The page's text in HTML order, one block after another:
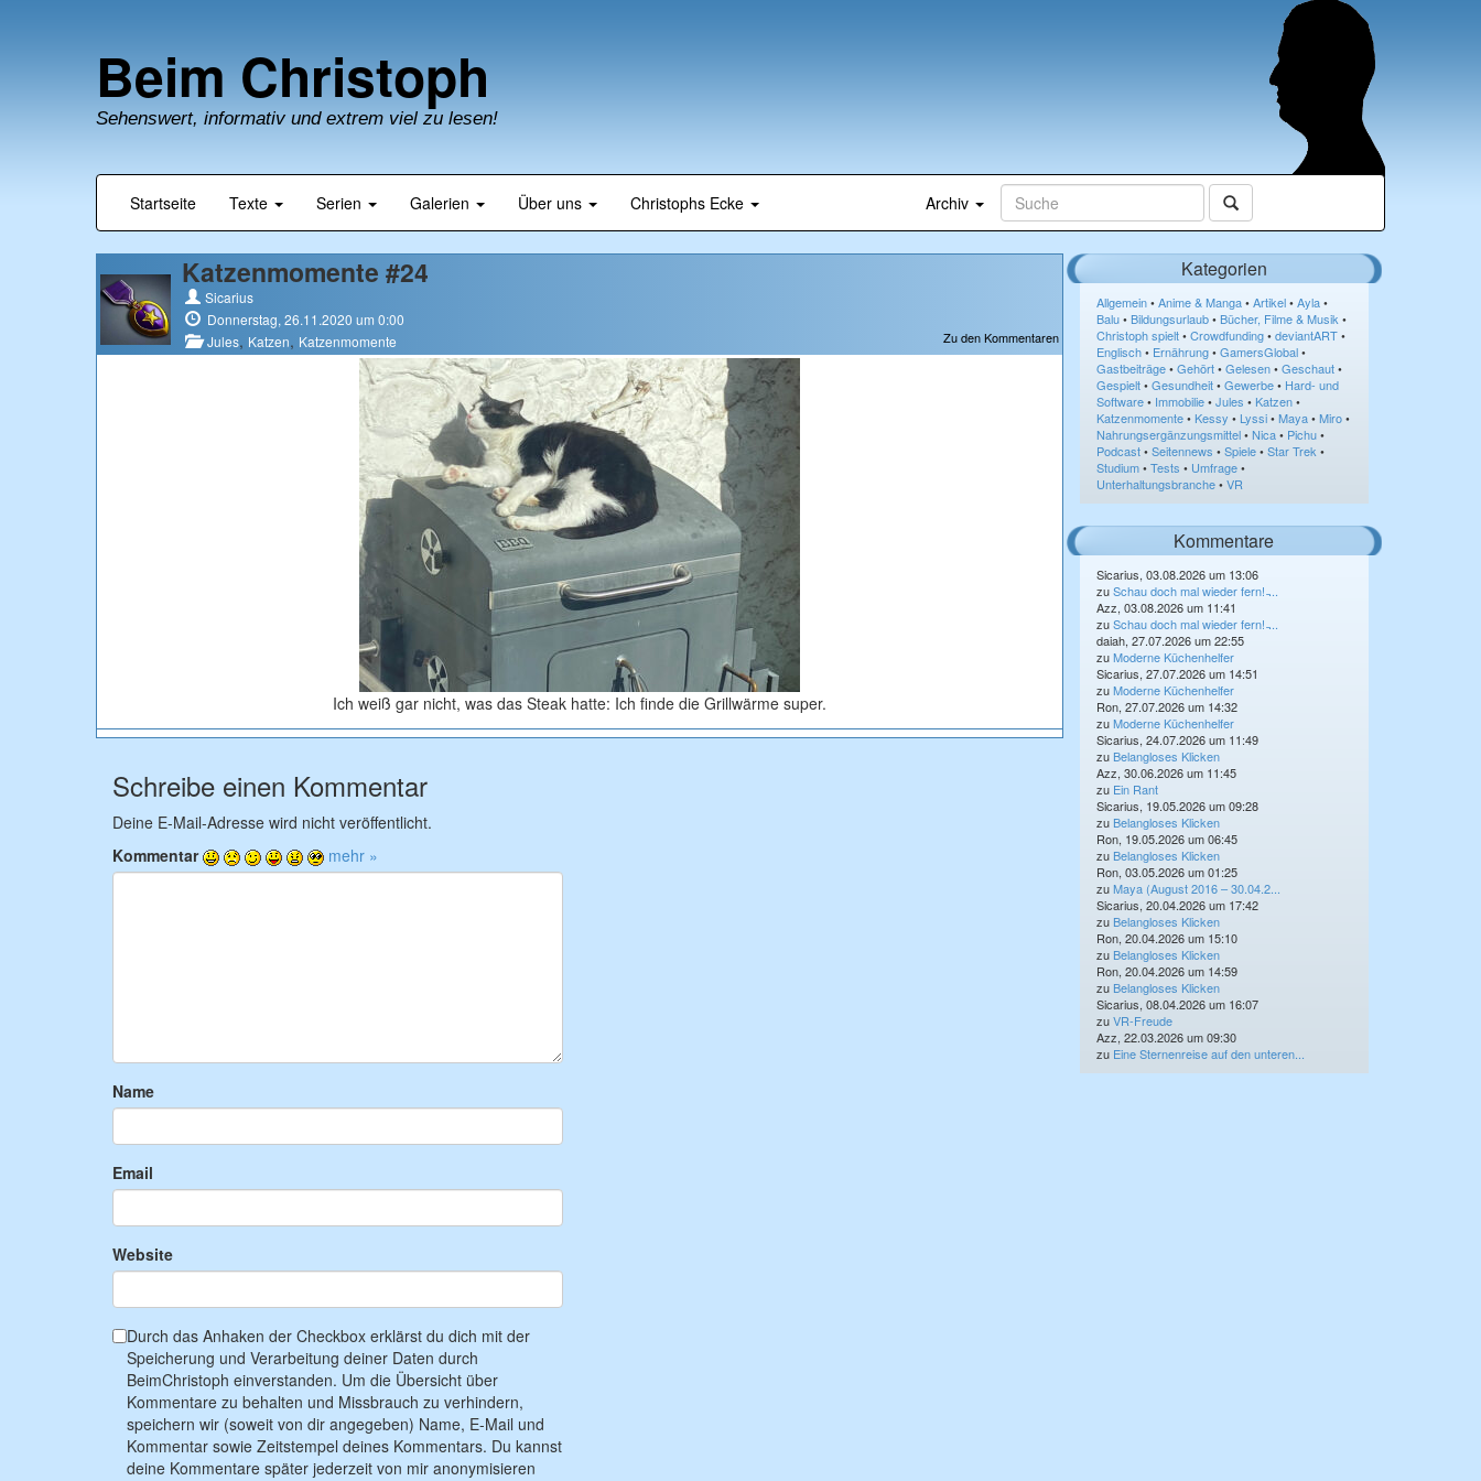
Beim Christoph
Sehenswert, informativ und extrem viel zu lesen!
Startseite Texte Serien Galerien Über uns Christophs Ecke Archiv
Katzenmomente #24
Sicarius
Donnerstag, 26.11.2020 um 0:00
Zu den Kommentaren
Jules, Katzen, Katzenmomente
Ich weiß gar nicht, was das Steak hatte: Ich finde die Grillwärme super.
Schreibe einen Kommentar
Deine E-Mail-Adresse wird nicht veröffentlicht.
Kommentar
mehr »
Name
Email
Website
Durch das Anhaken der Checkbox erklärst du dich mit der
Speicherung und Verarbeitung deiner Daten durch
BeimChristoph einverstanden. Um die Übersicht über
Kommentare zu behalten und Missbrauch zu verhindern,
speichern wir (soweit von dir angegeben) Name, E-Mail und
Kommentar sowie Zeitstempel deines Kommentars. Du kannst
deine Kommentare später jederzeit von mir anonymisieren
Kategorien
Allgemein • Anime & Manga • Artikel • Ayla •
Balu • Bildungsurlaub • Bücher, Filme & Musik •
Christoph spielt • Crowdfunding • deviantART •
Englisch • Ernährung • GamersGlobal •
Gastbeiträge • Gehört • Gelesen • Geschaut •
Gespielt • Gesundheit • Gewerbe • Hard- und
Software • Immobilie • Jules • Katzen •
Katzenmomente • Kessy • Lyssi • Maya • Miro •
Nahrungsergänzungsmittel • Nica • Pichu •
Podcast • Seitennews • Spiele • Star Trek •
Studium • Tests • Umfrage •
Unterhaltungsbranche • VR
Kommentare
Sicarius, 03.08.2026 um 13:06
zuSchau doch mal wieder fern! ̵...
Azz, 03.08.2026 um 11:41
zuSchau doch mal wieder fern! ̵...
daiah, 27.07.2026 um 22:55
zuModerne Küchenhelfer
Sicarius, 27.07.2026 um 14:51
zuModerne Küchenhelfer
Ron, 27.07.2026 um 14:32
zuModerne Küchenhelfer
Sicarius, 24.07.2026 um 11:49
zu Belangloses Klicken
Azz, 30.06.2026 um 11:45
zu Ein Rant
Sicarius, 19.05.2026 um 09:28
zu Belangloses Klicken
Ron, 19.05.2026 um 06:45
zu Belangloses Klicken
Ron, 03.05.2026 um 01:25
zuMaya (August 2016 – 30.04.2...
Sicarius, 20.04.2026 um 17:42
zu Belangloses Klicken
Ron, 20.04.2026 um 15:10
zu Belangloses Klicken
Ron, 20.04.2026 um 14:59
zu Belangloses Klicken
Sicarius, 08.04.2026 um 16:07
zuVR-Freude
Azz, 22.03.2026 um 09:30
zu Eine Sternenreise auf den unteren...